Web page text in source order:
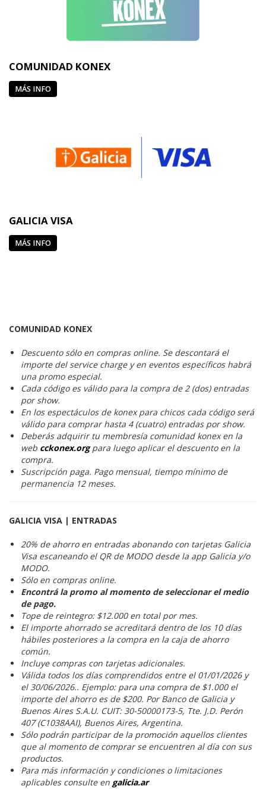
COMUNIDAD KONEX
MÁS INFO
GALICIA VISA
MÁS INFO
COMUNIDAD KONEX
Descuento sólo en compras online. Se descontará el
importe del service charge y en eventos específicos habrá
una promo especial.
Cada código es válido para la compra de 2 (dos) entradas
por show.
En los espectáculos de konex para chicos cada código será
válido para comprar hasta 4 (cuatro) entradas por show.
Deberás adquirir tu membresía comunidad konex en la
web cckonex.org para luego aplicar el descuento en la
compra.
Suscripción paga. Pago mensual, tiempo mínimo de
permanencia 12 meses.
GALICIA VISA | ENTRADAS
20% de ahorro en entradas abonando con tarjetas Galicia
Visa escaneando el QR de MODO desde la app Galicia y/o
MODO.
Sólo en compras online.
Encontrá la promo al momento de seleccionar el medio
de pago.
Tope de reintegro: $12.000 en total por mes.
El importe ahorrado se acreditará dentro de los 10 días
hábiles posteriores a la compra en la caja de ahorro
común.
Incluye compras con tarjetas adicionales.
Válida todos los días comprendidos entre el 01/01/2026 y
el 30/06/2026.. Ejemplo: para una compra de $1.000 el
importe del ahorro es de $200. Por Banco de Galicia y
Buenos Aires S.A.U. CUIT: 30-50000173-5, Tte. J.D. Perón
407 (C1038AAI), Buenos Aires, Argentina.
Sólo podrán participar de la promoción aquellos clientes
que al momento de comprar se encuentren al día con sus
productos.
Para más información y condiciones o limitaciones
aplicables consulte en galicia.ar